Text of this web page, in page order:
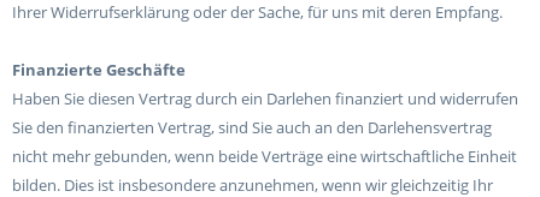
Ihrer Widerrufserklärung oder der Sache, für uns mit deren Empfang.
Finanzierte Geschäfte
Haben Sie diesen Vertrag durch ein Darlehen finanziert und widerrufen
Sie den finanzierten Vertrag, sind Sie auch an den Darlehensvertrag
nicht mehr gebunden, wenn beide Verträge eine wirtschaftliche Einheit
bilden. Dies ist insbesondere anzunehmen, wenn wir gleichzeitig Ihr